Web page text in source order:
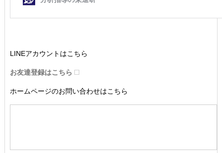
LINEアカウントはこちら
お友達登録はこちら
ホームページのお問い合わせはこちら